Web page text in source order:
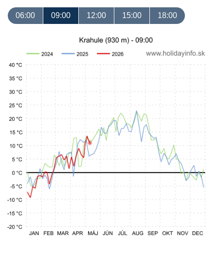
06:00 09:00 12:00 15:00 18:00